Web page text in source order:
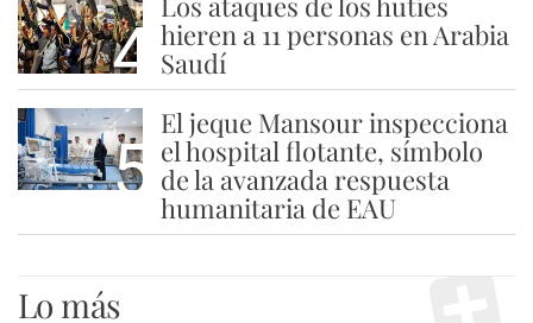
4 hieren a 11 personas en Arabia
Saudí
5
El jeque Mansour inspecciona
el hospital flotante, símbolo
de la avanzada respuesta
humanitaria de EAU
Lo más